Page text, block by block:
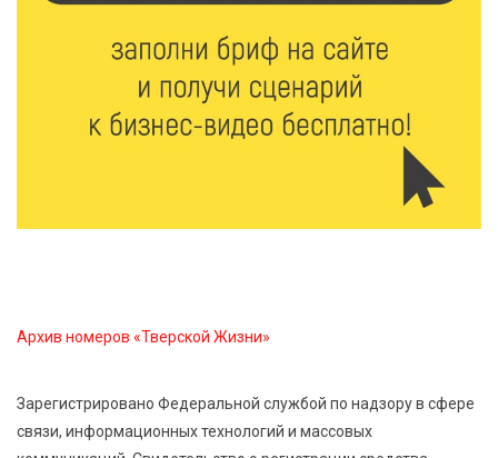
Маткапитал в деле: свыше 1900 тверских семей
оплатили образование детей в 2026 году
Новые профессии открывают тверичам путь к
карьерному росту
Архив номеров «Тверской Жизни»
Зарегистрировано Федеральной службой по надзору в сфере
связи, информационных технологий и массовых